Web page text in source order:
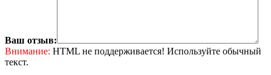
Ваш отзыв:
Внимание: HTML не поддерживается! Используйте обычный
текст.